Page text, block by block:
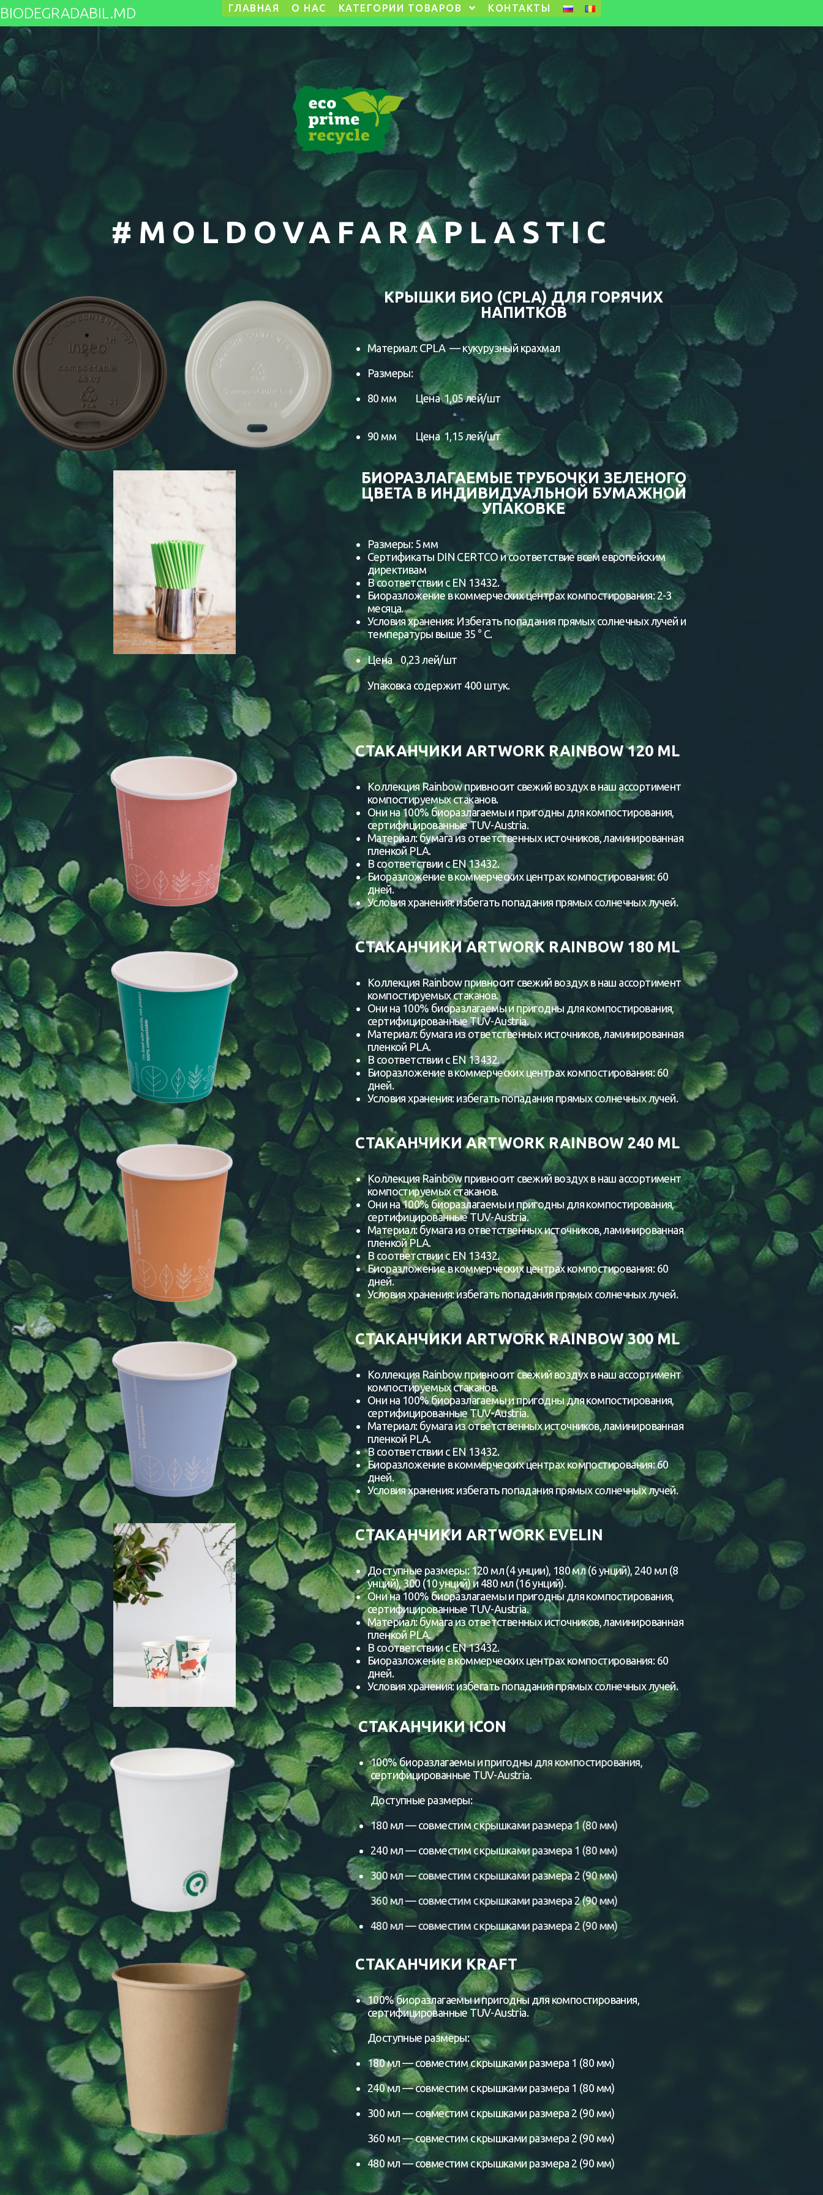
BIODEGRADABIL.MD ГЛАВНАЯ О НАС КАТЕГОРИИ ТОВАРОВ КОНТАКТЫ
#MOLDOVAFARAPLASTIC
КРЫШКИ БИО (CPLA) ДЛЯ ГОРЯЧИХ
НАПИТКОВ
Материал: CPLA — кукурузный крахмал
Размеры:
80 мм Цена 1,05 лей/шт
90 мм Цена 1,15 лей/шт
БИОРАЗЛАГАЕМЫЕ ТРУБОЧКИ ЗЕЛЕНОГО
ЦВЕТА В ИНДИВИДУАЛЬНОЙ БУМАЖНОЙ
УПАКОВКЕ
Размеры: 5 мм
Сертификаты DIN CERTCO и соответствие всем европейским
директивам
В соответствии с EN 13432.
Биоразложение в коммерческих центрах компостирования: 2-3
месяца.
Условия хранения: Избегать попадания прямых солнечных лучей и
температуры выше 35 ° C.
Цена 0,23 лей/шт
Упаковка содержит 400 штук.
СТАКАНЧИКИ ARTWORK RAINBOW 120 ML
Коллекция Rainbow привносит свежий воздух в наш ассортимент
компостируемых стаканов.
Они на 100% биоразлагаемы и пригодны для компостирования,
сертифицированные TUV-Austria.
Материал: бумага из ответственных источников, ламинированная
пленкой PLA.
В соответствии с EN 13432.
Биоразложение в коммерческих центрах компостирования: 60
дней.
Условия хранения: избегать попадания прямых солнечных лучей.
СТАКАНЧИКИ ARTWORK RAINBOW 180 ML
Коллекция Rainbow привносит свежий воздух в наш ассортимент
компостируемых стаканов.
Они на 100% биоразлагаемы и пригодны для компостирования,
сертифицированные TUV-Austria.
Материал: бумага из ответственных источников, ламинированная
пленкой PLA.
В соответствии с EN 13432.
Биоразложение в коммерческих центрах компостирования: 60
дней.
Условия хранения: избегать попадания прямых солнечных лучей.
СТАКАНЧИКИ ARTWORK RAINBOW 240 ML
Коллекция Rainbow привносит свежий воздух в наш ассортимент
компостируемых стаканов.
Они на 100% биоразлагаемы и пригодны для компостирования,
сертифицированные TUV-Austria.
Материал: бумага из ответственных источников, ламинированная
пленкой PLA.
В соответствии с EN 13432.
Биоразложение в коммерческих центрах компостирования: 60
дней.
Условия хранения: избегать попадания прямых солнечных лучей.
СТАКАНЧИКИ ARTWORK RAINBOW 300 ML
Коллекция Rainbow привносит свежий воздух в наш ассортимент
компостируемых стаканов.
Они на 100% биоразлагаемы и пригодны для компостирования,
сертифицированные TUV-Austria.
Материал: бумага из ответственных источников, ламинированная
пленкой PLA.
В соответствии с EN 13432.
Биоразложение в коммерческих центрах компостирования: 60
дней.
Условия хранения: избегать попадания прямых солнечных лучей.
СТАКАНЧИКИ ARTWORK EVELIN
Доступные размеры: 120 мл (4 унции), 180 мл (6 унций), 240 мл (8
унций), 300 (10 унций) и 480 мл (16 унций).
Они на 100% биоразлагаемы и пригодны для компостирования,
сертифицированные TUV-Austria.
Материал: бумага из ответственных источников, ламинированная
пленкой PLA.
В соответствии с EN 13432.
Биоразложение в коммерческих центрах компостирования: 60
дней.
Условия хранения: избегать попадания прямых солнечных лучей.
СТАКАНЧИКИ ICON
100% биоразлагаемы и пригодны для компостирования,
сертифицированные TUV-Austria.
Доступные размеры:
180 мл — совместим с крышками размера 1 (80 мм)
240 мл — совместим с крышками размера 1 (80 мм)
300 мл — совместим с крышками размера 2 (90 мм)
360 мл — совместим с крышками размера 2 (90 мм)
480 мл — совместим с крышками размера 2 (90 мм)
СТАКАНЧИКИ KRAFT
100% биоразлагаемы и пригодны для компостирования,
сертифицированные TUV-Austria.
Доступные размеры:
180 мл — совместим с крышками размера 1 (80 мм)
240 мл — совместим с крышками размера 1 (80 мм)
300 мл — совместим с крышками размера 2 (90 мм)
360 мл — совместим с крышками размера 2 (90 мм)
480 мл — совместим с крышками размера 2 (90 мм)